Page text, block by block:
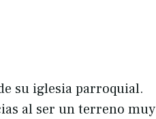
su iglesia parroquial.
al ser un terreno muy